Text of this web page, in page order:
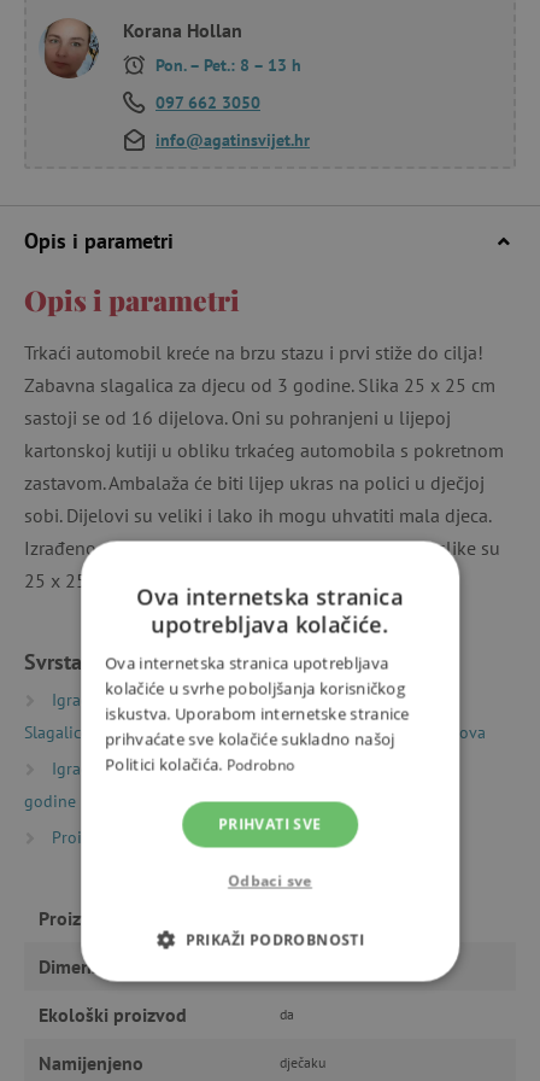
Korana Hollan
Pon. – Pet.: 8 – 13 h
097 662 3050
info@agatinsvijet.hr
Opis i parametri
Opis i parametri
Trkaći automobil kreće na brzu stazu i prvi stiže do cilja!
Zabavna slagalica za djecu od 3 godine. Slika 25 x 25 cm
sastoji se od 16 dijelova. Oni su pohranjeni u lijepoj
kartonskoj kutiji u obliku trkaćeg automobila s pokretnom
zastavom. Ambalaža će biti lijep ukras na polici u dječjoj
sobi. Dijelovi su veliki i lako ih mogu uhvatiti mala djeca.
Izrađeno od papira s FSC® certifikatom. Dimenzije slike su
25 x 25 cm. Dimenzije paketa su 24 x 12 x 6 cm.
Svrstano u kategorije
Igračke prema vrsti
Puzzle, mozaici i slagalice
Slagalice (puzzle)
Dječje slagalice (puzzle) 2 – 40 dijelova
Igračke prema starosti
Igre i igračke za djecu od 3
godine
Proizvođači
Djeco
Proizvođač
Dimenzije
Ekološki proizvod da
Namijenjeno dječaku
Ova internetska stranica
upotrebljava kolačiće.
Ova internetska stranica upotrebljava
kolačiće u svrhe poboljšanja korisničkog
iskustva. Uporabom internetske stranice
prihvaćate sve kolačiće sukladno našoj
Politici kolačića. Podrobno
PRIHVATI SVE
Odbaci sve
PRIKAŽI PODROBNOSTI
NUŽNO POTREBNI KOLAČIĆI